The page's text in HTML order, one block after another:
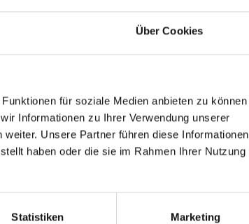
Über Cookies
für soziale Medien anbieten zu können
Informationen zu Ihrer Verwendung unserer
Unsere Partner führen diese Informationen
haben oder die sie im Rahmen Ihrer Nutzung
Statistiken Marketing